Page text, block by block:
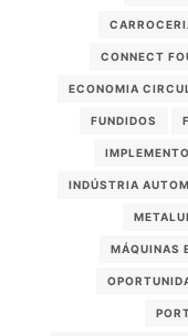
CONNECT
ECONOMIA
FUNDIDOS
INDÚSTRIA
MÁQUINAS